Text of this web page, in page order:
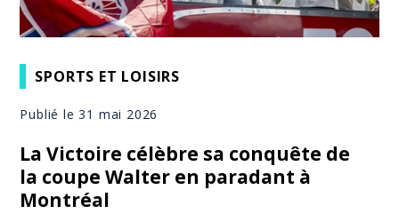
SPORTS ET LOISIRS
Publié le 31 mai 2026
La Victoire célèbre sa conquête de
la coupe Walter en paradant à
Montréal